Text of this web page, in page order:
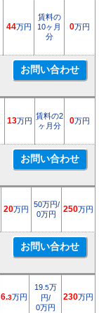
44万円
賃料の
10ヶ月
分
0万円
13万円
賃料の2
ヶ月分
0万円
20万円
50万円/
0万円
250万円
6.3万円
19.5万
円/
0万円
230万円